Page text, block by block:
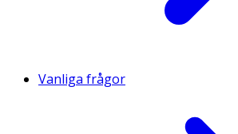
Vanliga frågor